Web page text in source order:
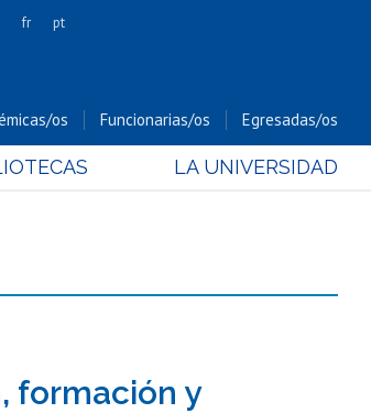
y Conservación
Sociales
fr pt
os Funcionarias/os Egresadas/os
LA UNIVERSIDAD
formación y